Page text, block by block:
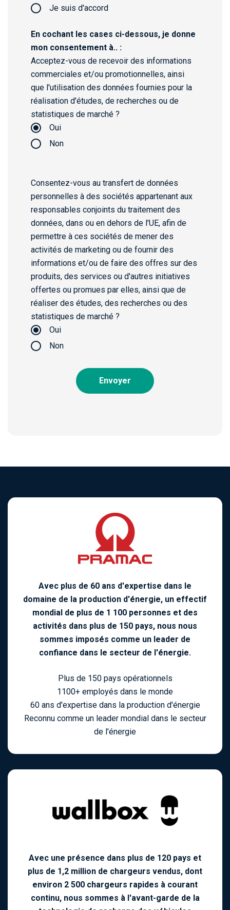
Je suis d'accord
En cochant les cases ci-dessous, je donne
mon consentement à.. :
Acceptez-vous de recevoir des informations
commerciales et/ou promotionnelles, ainsi
que l'utilisation des données fournies pour la
réalisation d'études, de recherches ou de
statistiques de marché ?
Oui
Non
Consentez-vous au transfert de données
personnelles à des sociétés appartenant aux
responsables conjoints du traitement des
données, dans ou en dehors de l'UE, afin de
permettre à ces sociétés de mener des
activités de marketing ou de fournir des
informations et/ou de faire des offres sur des
produits, des services ou d'autres initiatives
offertes ou promues par elles, ainsi que de
réaliser des études, des recherches ou des
statistiques de marché ?
Oui
Non
Avec plus de 60 ans d'expertise dans le
domaine de la production d'énergie, un effectif
mondial de plus de 1 100 personnes et des
activités dans plus de 150 pays, nous nous
sommes imposés comme un leader de
confiance dans le secteur de l'énergie.
Plus de 150 pays opérationnels
1100+ employés dans le monde
60 ans d'expertise dans la production d'énergie
Reconnu comme un leader mondial dans le secteur
de l'énergie
Avec une présence dans plus de 120 pays et
plus de 1,2 million de chargeurs vendus, dont
environ 2 500 chargeurs rapides à courant
continu, nous sommes à l'avant-garde de la